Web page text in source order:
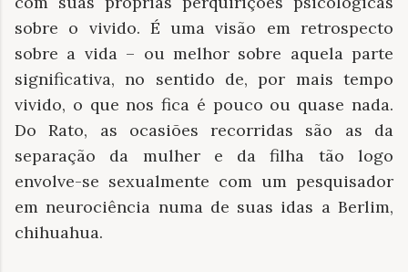
sobre o vivido. É uma visão em retrospecto
sobre a vida – ou melhor sobre aquela parte
significativa, no sentido de, por mais tempo
vivido, o que nos fica é pouco ou quase nada.
Do Rato, as ocasiões recorridas são as da
separação da mulher e da filha tão logo
envolve-se sexualmente com um pesquisador
em neurociência numa de suas idas a Berlim,
chihuahua.